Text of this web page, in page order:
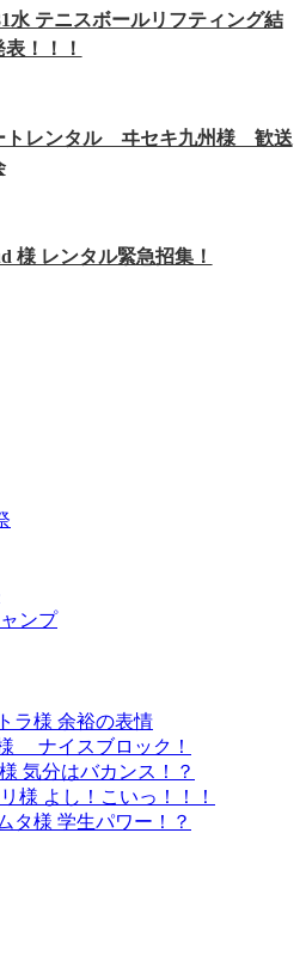
水 テニスボールリフティング結
！！！
トレンタル ヰセキ九州様 歓送
様 レンタル緊急招集！
ンプ
ラ様 余裕の表情
ナイスブロック！
気分はバカンス！？
様 よし！こいっ！！！
タ様 学生パワー！？